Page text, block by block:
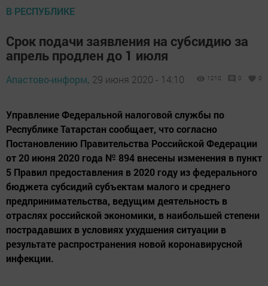
В РЕСПУБЛИКЕ
Срок подачи заявления на субсидию за
апрель продлен до 1 июля
Апастово-информ, 29 июня 2020 - 14:10 1210 0 0
Управление Федеральной налоговой службы по
Республике Татарстан сообщает, что согласно
Постановлению Правительства Российской Федерации
от 20 июня 2020 года № 894 внесены изменения в пункт
5 Правил предоставления в 2020 году из федерального
бюджета субсидий субъектам малого и среднего
предпринимательства, ведущим деятельность в
отраслях российской экономики, в наибольшей степени
пострадавших в условиях ухудшения ситуации в
результате распространения новой коронавирусной
инфекции.